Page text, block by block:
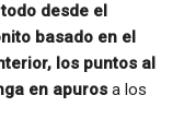
desde el
basado en el
los puntos al
en apuros a los